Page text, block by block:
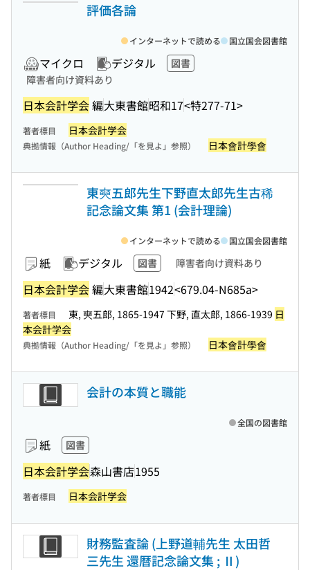
評価各論
マイクロ デジタル
図書
障害者向け資料あり
日本会計学会編大東書館昭和17<特277-71>
インターネットで読める 国立国会図書館
著者標目 日本会計学会
典拠情報（Author Heading/「を見よ」参照） 日本會計學會
東奭五郎先生下野直太郎先生古稀
記念論文集 第1 (会計理論)
紙 デジタル 図書 障害者向け資料あり
日本会計学会編大東書館1942<679.04-N685a>
インターネットで読める 国立国会図書館
著者標目 東, 奭五郎, 1865-1947 下野, 直太郎, 1866-1939 日
本会計学会
典拠情報（Author Heading/「を見よ」参照） 日本會計學會
会計の本質と職能
紙 図書
日本会計学会森山書店1955
全国の図書館
著者標目 日本会計学会
財務監査論 (上野道輔先生 太田哲
三先生 還暦記念論文集 ; Ⅱ)